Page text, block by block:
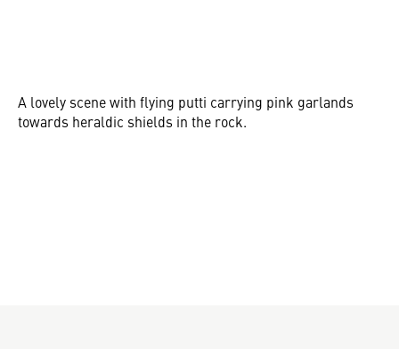
A lovely scene with flying putti carrying pink garlands
towards heraldic shields in the rock.